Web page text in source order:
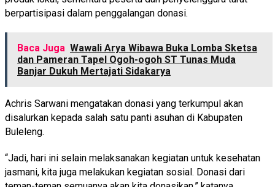
berpartisipasi dalam penggalangan donasi.
Baca Juga Wawali Arya Wibawa Buka Lomba Sketsa
dan Pameran Tapel Ogoh-ogoh ST Tunas Muda
Banjar Dukuh Mertajati Sidakarya
Achris Sarwani mengatakan donasi yang terkumpul akan
disalurkan kepada salah satu panti asuhan di Kabupaten
Buleleng.
“Jadi, hari ini selain melaksanakan kegiatan untuk kesehatan
jasmani, kita juga melakukan kegiatan sosial. Donasi dari